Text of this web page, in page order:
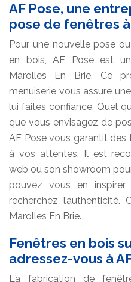
AF Pose, une
pose de fenêtres
Pour une nouvelle pose
en bois, AF Pose est
Marolles En Brie. Ce
menuiserie vous assure
lui faites confiance. Quel
que vous envisagez de
AF Pose vous garantit
à vos attentes. Il est
web ou son showroom
pouvez vous en
recherchez
Marolles En Brie.
Fenêtres en bois
adressez-vous à
La fabrication de